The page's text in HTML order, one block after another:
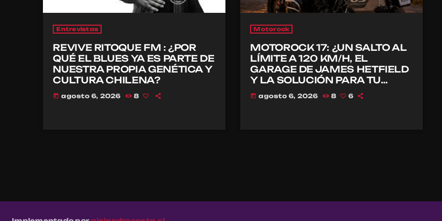
Entrevistas
REVIVE RITOQUE FM : ¿POR
QUÉ EL BLUES YA ES PARTE DE
NUESTRA PROPIA GENÉTICA Y
CULTURA CHILENA?
today agosto 6, 2026 8
Motorock
MOTOROCK 17: ¿UN SALTO AL
LÍMITE A 120 KM/H, EL
GARAGE DE JAMES HETFIELD
Y LA SOLUCIÓN PARA TU
CASCO?
today agosto 6, 2026 8 6